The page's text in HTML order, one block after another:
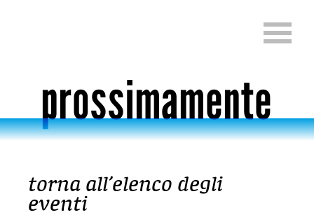
prossimamente
Passa al contenuto
torna all’elenco degli
eventi